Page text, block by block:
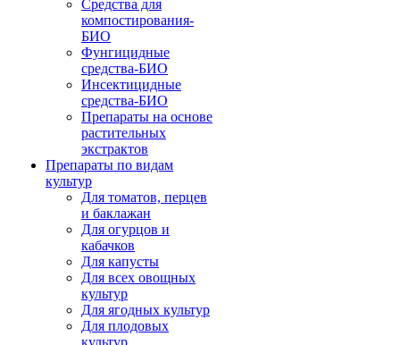
Средства для
компостирования-
БИО
Фунгицидные
средства-БИО
Инсектицидные
средства-БИО
Препараты на основе
растительных
экстрактов
Препараты по видам
культур
Для томатов, перцев
и баклажан
Для огурцов и
кабачков
Для капусты
Для всех овощных
культур
Для ягодных культур
Для плодовых
культур